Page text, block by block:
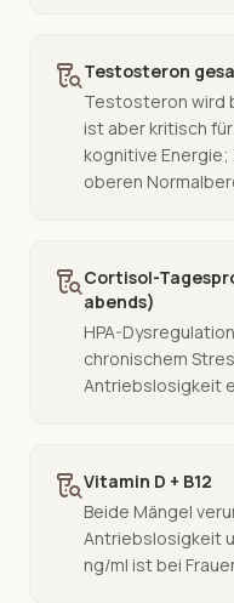
lab_researchTestosteron
Testosteron wird
ist aber kritisch
kognitive
oberen
lab_researchCortisol-
abends)
HPA-
chronischem
Antriebslosigkeit
lab_researchVitamin D + B12
Beide Mängel
Antriebslosigkeit
ng/ml ist bei